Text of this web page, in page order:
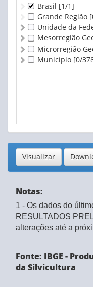
Brasil [1/1]
Grande Região
Unidade da
Mesorregião
Microrregião
Município [0/
Visualizar
Notas:
1 - Os dados do
RESULTADOS
alterações até a
Fonte: IBGE -
da Silvicultura